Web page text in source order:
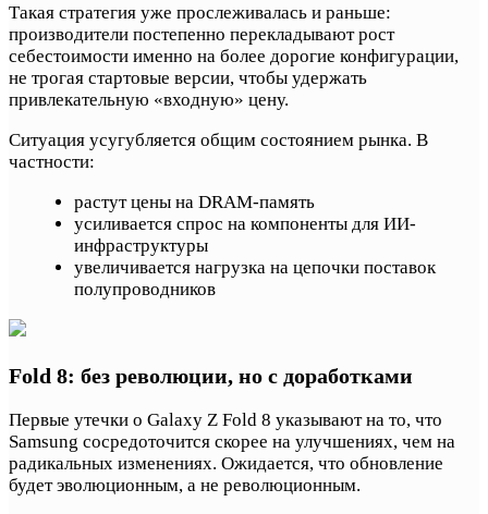
Такая стратегия уже прослеживалась и раньше:
производители постепенно перекладывают рост
себестоимости именно на более дорогие конфигурации,
не трогая стартовые версии, чтобы удержать
привлекательную «входную» цену.
Ситуация усугубляется общим состоянием рынка. В
частности:
растут цены на DRAM-память
усиливается спрос на компоненты для ИИ-
инфраструктуры
увеличивается нагрузка на цепочки поставок
полупроводников
Fold 8: без революции, но с доработками
Первые утечки о Galaxy Z Fold 8 указывают на то, что
Samsung сосредоточится скорее на улучшениях, чем на
радикальных изменениях. Ожидается, что обновление
будет эволюционным, а не революционным.